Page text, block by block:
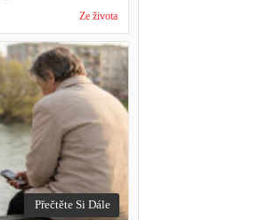
jako vždyckyZe života
Přečtěte Si Dále